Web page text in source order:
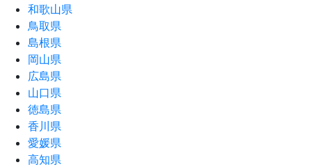
和歌山県
鳥取県
島根県
岡山県
広島県
山口県
徳島県
香川県
愛媛県
高知県